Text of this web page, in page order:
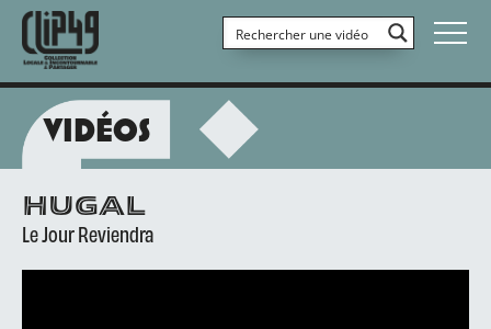
VIDÉOS
HUGAL
Le Jour Reviendra